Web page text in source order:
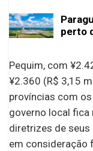
perto
Pequim, com
¥2.360 (R$ 3,15
províncias com
governo local fica
diretrizes de seus
em consideração